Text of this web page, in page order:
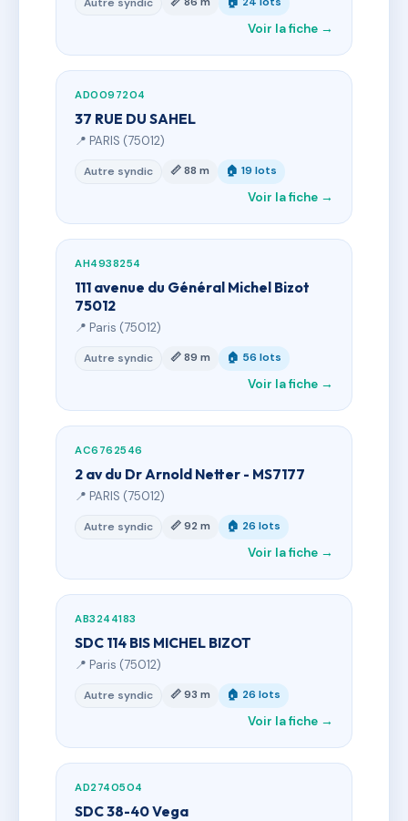
Voir la fiche →
AD0097204
37 RUE DU SAHEL
📍 PARIS (75012)
Autre syndic 📏 88 m 🏠 19 lots
Voir la fiche →
AH4938254
111 avenue du Général Michel Bizot
75012
📍 Paris (75012)
Autre syndic 📏 89 m 🏠 56 lots
Voir la fiche →
AC6762546
2 av du Dr Arnold Netter - MS7177
📍 PARIS (75012)
Autre syndic 📏 92 m 🏠 26 lots
Voir la fiche →
AB3244183
SDC 114 BIS MICHEL BIZOT
📍 Paris (75012)
Autre syndic 📏 93 m 🏠 26 lots
Voir la fiche →
AD2740504
SDC 38-40 Vega